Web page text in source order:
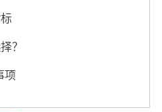
？
项